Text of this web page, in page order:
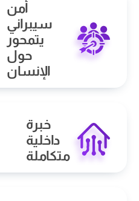
أمن
سيبراني
يتمحور
حول
الإنسان
خبرة
داخلية
متكاملة